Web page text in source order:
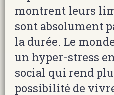
montrent leurs
sont absolument
la durée. Le
un hyper-stress
social qui rend
possibilité de